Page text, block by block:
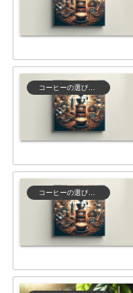
コーヒーの選び方と保存
コーヒーの選び方と保存